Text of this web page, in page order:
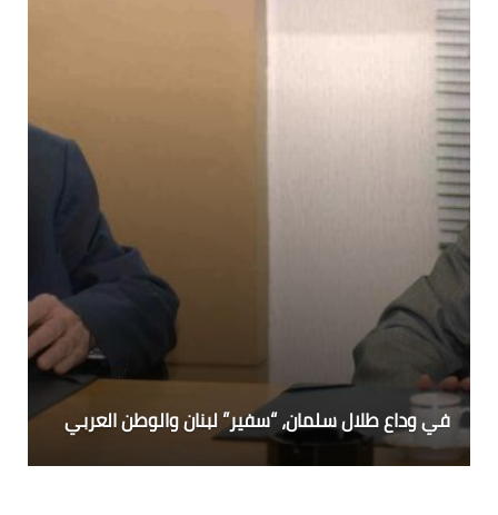
في وداع طلال سلمان، “سفير” لبنان والوطن العربي